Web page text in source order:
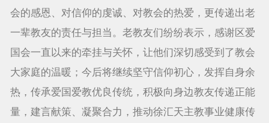
会的感恩、对信仰的虔诚、对教会的热爱，更传递出老
一辈教友的责任与担当。老教友们纷纷表示，感谢区爱
国会一直以来的牵挂与关怀，让他们深切感受到了教会
大家庭的温暖；今后将继续坚守信仰初心，发挥自身余
热，传承爱国爱教优良传统，积极向身边教友传递正能
量，建言献策、凝聚合力，推动徐汇天主教事业健康传